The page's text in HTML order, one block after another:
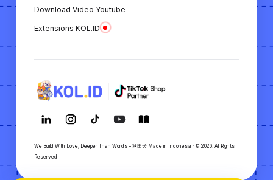
Download Video Youtube
Extensions KOL.ID
We Build With Love, Deeper Than Words – 秋田犬 Made in Indonesia · © 2026. All Rights
Reserved